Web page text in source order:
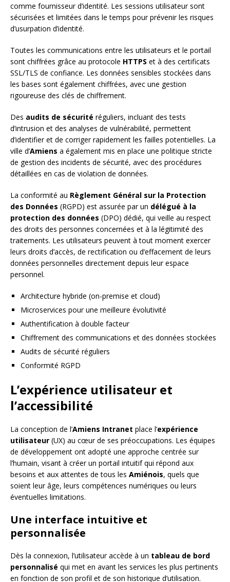
comme fournisseur d’identité. Les sessions utilisateur sont
sécurisées et limitées dans le temps pour prévenir les risques
d’usurpation d’identité.
Toutes les communications entre les utilisateurs et le portail
sont chiffrées grâce au protocole HTTPS et à des certificats
SSL/TLS de confiance. Les données sensibles stockées dans
les bases sont également chiffrées, avec une gestion
rigoureuse des clés de chiffrement.
Des audits de sécurité réguliers, incluant des tests
d’intrusion et des analyses de vulnérabilité, permettent
d’identifier et de corriger rapidement les failles potentielles. La
ville d’Amiens a également mis en place une politique stricte
de gestion des incidents de sécurité, avec des procédures
détaillées en cas de violation de données.
La conformité au Règlement Général sur la Protection
des Données (RGPD) est assurée par un délégué à la
protection des données (DPO) dédié, qui veille au respect
des droits des personnes concernées et à la légitimité des
traitements. Les utilisateurs peuvent à tout moment exercer
leurs droits d’accès, de rectification ou d’effacement de leurs
données personnelles directement depuis leur espace
personnel.
Architecture hybride (on-premise et cloud)
Microservices pour une meilleure évolutivité
Authentification à double facteur
Chiffrement des communications et des données stockées
Audits de sécurité réguliers
Conformité RGPD
L’expérience utilisateur et
l’accessibilité
La conception de l’Amiens Intranet place l’expérience
utilisateur (UX) au cœur de ses préoccupations. Les équipes
de développement ont adopté une approche centrée sur
l’humain, visant à créer un portail intuitif qui répond aux
besoins et aux attentes de tous les Amiénois, quels que
soient leur âge, leurs compétences numériques ou leurs
éventuelles limitations.
Une interface intuitive et
personnalisée
Dès la connexion, l’utilisateur accède à un tableau de bord
personnalisé qui met en avant les services les plus pertinents
en fonction de son profil et de son historique d’utilisation.